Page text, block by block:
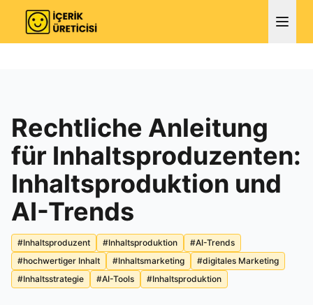
Rechtliche Anleitung
für Inhaltsproduzenten:
Inhaltsproduktion und
AI-Trends
#Inhaltsproduzent #Inhaltsproduktion #AI-Trends
#hochwertiger Inhalt #Inhaltsmarketing #digitales Marketing
#Inhaltsstrategie #AI-Tools #Inhaltsproduktion